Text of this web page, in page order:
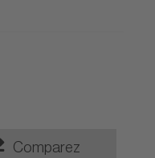
Comparez